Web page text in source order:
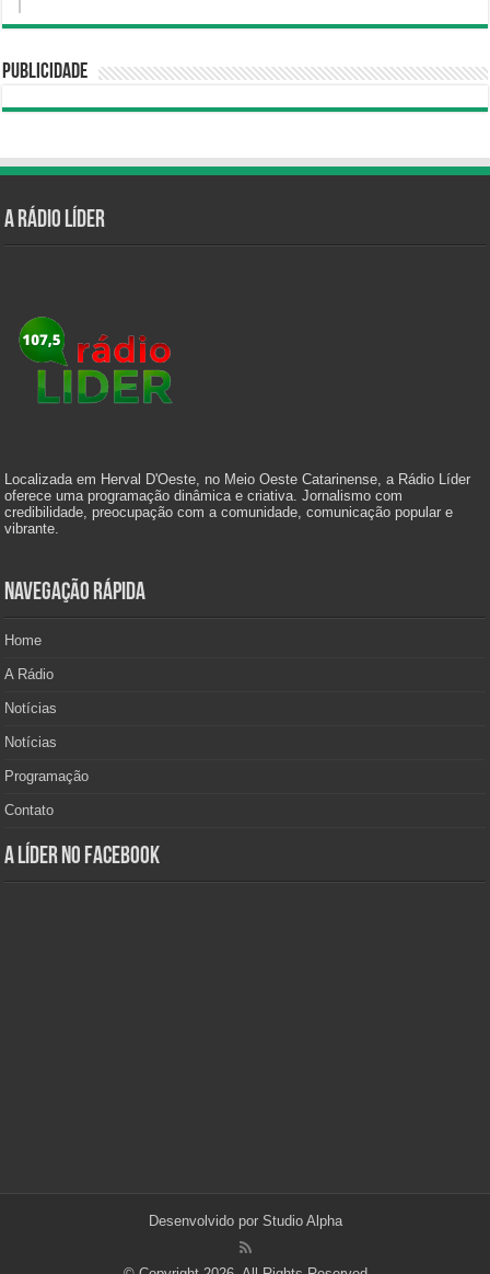
Publicidade
A Rádio Líder
Localizada em Herval D'Oeste, no Meio Oeste Catarinense, a Rádio Líder
oferece uma programação dinâmica e criativa. Jornalismo com
credibilidade, preocupação com a comunidade, comunicação popular e
vibrante.
Navegação Rápida
Home
A Rádio
Notícias
Notícias
Programação
Contato
A Líder no Facebook
Desenvolvido por Studio Alpha